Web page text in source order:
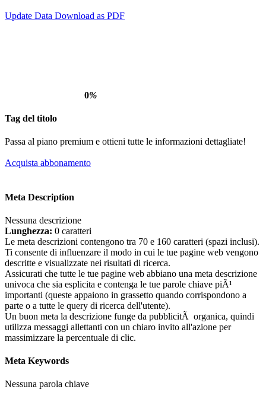
Update Data Download as PDF
0%
Tag del titolo
Passa al piano premium e ottieni tutte le informazioni dettagliate!
Acquista abbonamento
Meta Description
Nessuna descrizione
Lunghezza: 0 caratteri
Le meta descrizioni contengono tra 70 e 160 caratteri (spazi inclusi).
Ti consente di influenzare il modo in cui le tue pagine web vengono
descritte e visualizzate nei risultati di ricerca.
Assicurati che tutte le tue pagine web abbiano una meta descrizione
univoca che sia esplicita e contenga le tue parole chiave piÃ¹
importanti (queste appaiono in grassetto quando corrispondono a
parte o a tutte le query di ricerca dell'utente).
Un buon meta la descrizione funge da pubblicitÃ organica, quindi
utilizza messaggi allettanti con un chiaro invito all'azione per
massimizzare la percentuale di clic.
Meta Keywords
Nessuna parola chiave